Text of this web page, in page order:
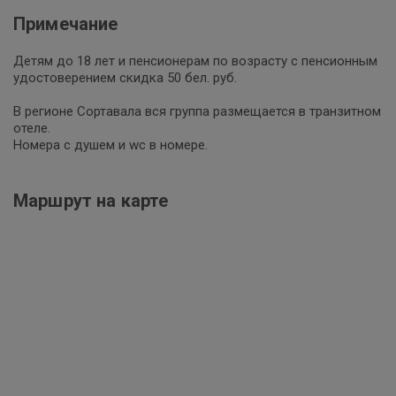
Примечание
Детям до 18 лет и пенсионерам по возрасту c пенсионным
удостоверением скидка 50 бел. руб.
В регионе Сортавала вся группа размещается в транзитном
отеле.
Номера с душем и wc в номере.
Маршрут на карте